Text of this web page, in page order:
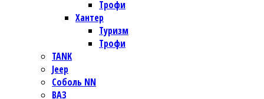
Трофи
Хантер
Туризм
Трофи
TANK
Jeep
Соболь NN
ВАЗ